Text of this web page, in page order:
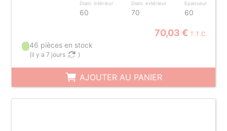
Diam. intérieur
60
Diam. extérieur
70
Epaisseur
60
70,03 € T.T.C.
46 pièces en stock
(il y a 7 jours )
AJOUTER AU PANIER